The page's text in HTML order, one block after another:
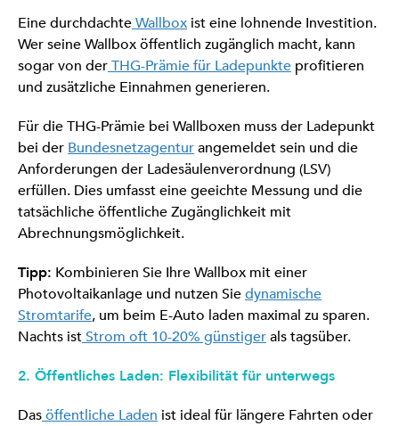
Eine durchdachteWallbox ist eine lohnende Investition.
Wer seine Wallbox öffentlich zugänglich macht, kann
sogar von derTHG-Prämie für Ladepunkte profitieren
und zusätzliche Einnahmen generieren.
Für die THG-Prämie bei Wallboxen muss der Ladepunkt
bei der Bundesnetzagenturangemeldet sein und die
Anforderungen der Ladesäulenverordnung (LSV)
erfüllen. Dies umfasst eine geeichte Messung und die
tatsächliche öffentliche Zugänglichkeit mit
Abrechnungsmöglichkeit.
Tipp: Kombinieren Sie Ihre Wallbox mit einer
Photovoltaikanlage und nutzen Siedynamische
Stromtarife, um beim E-Auto laden maximal zu sparen.
Nachts istStrom oft 10-20% günstigerals tagsüber.
2. Öffentliches Laden: Flexibilität für unterwegs
Dasöffentliche Laden ist ideal für längere Fahrten oder